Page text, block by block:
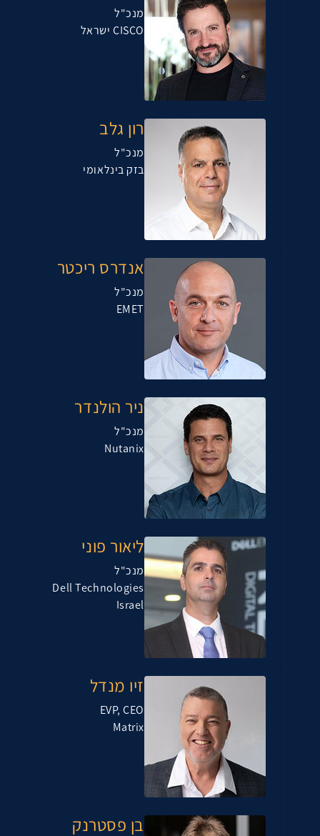
מנכ"ל
CISCO ישראל
רון גלב
מנכ"ל
בזק בינלאומי
אנדרס ריכטר
מנכ"ל
EMET
ניר הולנדר
מנכ"ל
Nutanix
ליאור פוני
מנכ"ל
Dell Technologies
Israel
זיו מנדל
EVP, CEO
Matrix
בן פסטרנק